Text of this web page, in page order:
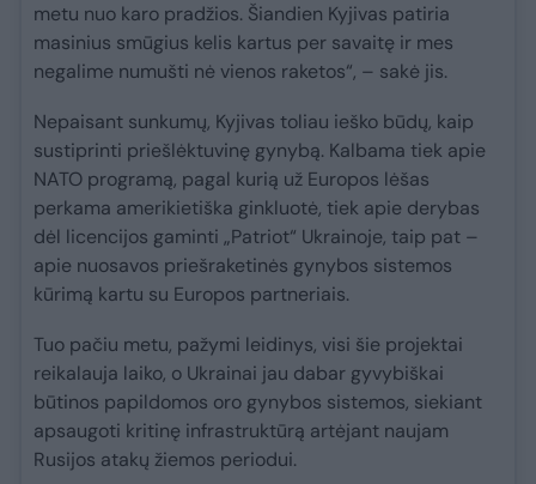
metu nuo karo pradžios. Šiandien Kyjivas patiria
masinius smūgius kelis kartus per savaitę ir mes
negalime numušti nė vienos raketos“, – sakė jis.
Nepaisant sunkumų, Kyjivas toliau ieško būdų, kaip
sustiprinti priešlėktuvinę gynybą. Kalbama tiek apie
NATO programą, pagal kurią už Europos lėšas
perkama amerikietiška ginkluotė, tiek apie derybas
dėl licencijos gaminti „Patriot“ Ukrainoje, taip pat –
apie nuosavos priešraketinės gynybos sistemos
kūrimą kartu su Europos partneriais.
Tuo pačiu metu, pažymi leidinys, visi šie projektai
reikalauja laiko, o Ukrainai jau dabar gyvybiškai
būtinos papildomos oro gynybos sistemos, siekiant
apsaugoti kritinę infrastruktūrą artėjant naujam
Rusijos atakų žiemos periodui.